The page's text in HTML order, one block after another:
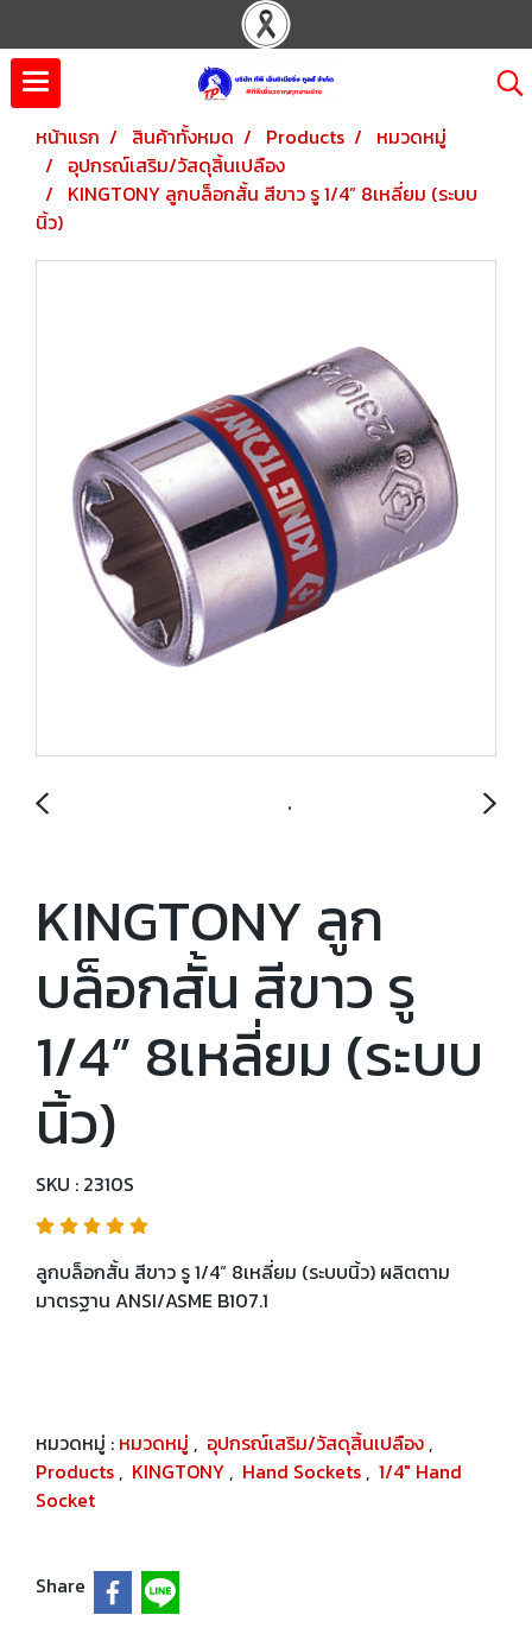
หน้าแรก สินค้าทั้งหมด Products
หมวดหมู่
อุปกรณ์เสริม/วัสดุสิ้นเปลือง
KINGTONY ลูกบล็อกสั้น สีขาว รู 1/4” 8เหลี่ยม (ระบบ
นิ้ว)
KINGTONY ลูก
บล็อกสั้น สีขาว รู
1/4” 8เหลี่ยม (ระบบ
นิ้ว)
SKU : 2310S
ลูกบล็อกสั้น สีขาว รู 1/4” 8เหลี่ยม (ระบบนิ้ว) ผลิตตาม
มาตรฐาน ANSI/ASME B107.1
หมวดหมู่ : หมวดหมู่ , อุปกรณ์เสริม/วัสดุสิ้นเปลือง ,
Products , KINGTONY , Hand Sockets , 1/4" Hand
Socket
Share